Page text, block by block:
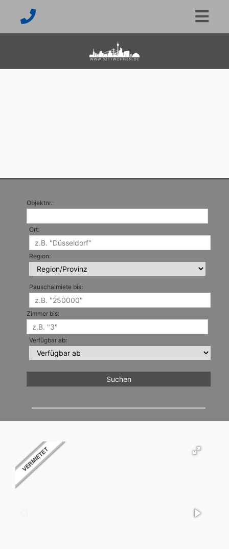
Objektnr.:
Ort:
Region:
Pauschalmiete bis:
Zimmer bis:
Verfügbar ab: